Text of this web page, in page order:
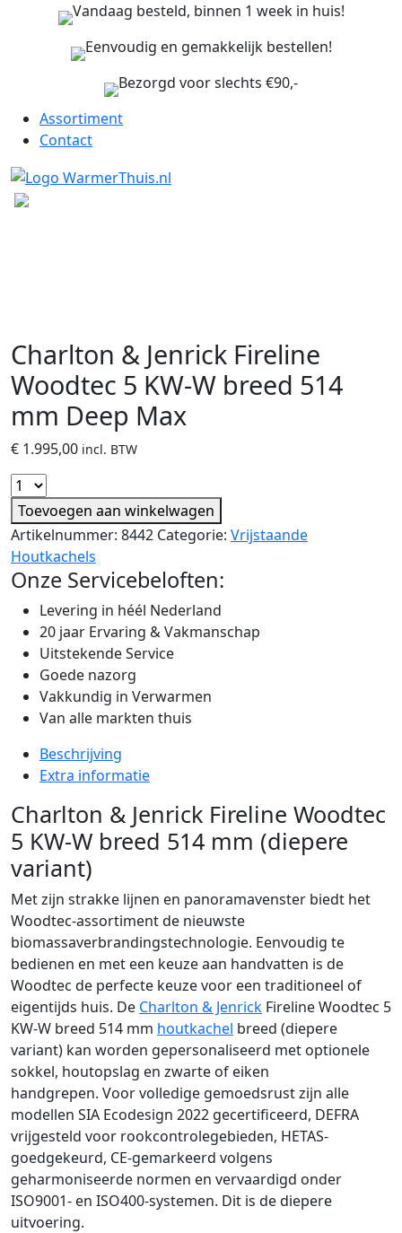
Vandaag besteld, binnen 1 week in huis!
Eenvoudig en gemakkelijk bestellen!
Bezorgd voor slechts €90,-
Assortiment
Contact
Charlton & Jenrick Fireline
Woodtec 5 KW-W breed 514
mm Deep Max
€ 1.995,00 incl. BTW
Toevoegen aan winkelwagen
Artikelnummer: 8442 Categorie: Vrijstaande
Houtkachels
Onze Servicebeloften:
Levering in héél Nederland
20 jaar Ervaring & Vakmanschap
Uitstekende Service
Goede nazorg
Vakkundig in Verwarmen
Van alle markten thuis
Beschrijving
Extra informatie
Charlton & Jenrick Fireline Woodtec
5 KW-W breed 514 mm (diepere
variant)
Met zijn strakke lijnen en panoramavenster biedt het
Woodtec-assortiment de nieuwste
biomassaverbrandingstechnologie. Eenvoudig te
bedienen en met een keuze aan handvatten is de
Woodtec de perfecte keuze voor een traditioneel of
eigentijds huis. De Charlton & Jenrick Fireline Woodtec 5
KW-W breed 514 mm houtkachel breed (diepere
variant) kan worden gepersonaliseerd met optionele
sokkel, houtopslag en zwarte of eiken
handgrepen. Voor volledige gemoedsrust zijn alle
modellen SIA Ecodesign 2022 gecertificeerd, DEFRA
vrijgesteld voor rookcontrolegebieden, HETAS-
goedgekeurd, CE-gemarkeerd volgens
geharmoniseerde normen en vervaardigd onder
ISO9001- en ISO400-systemen. Dit is de diepere
uitvoering.